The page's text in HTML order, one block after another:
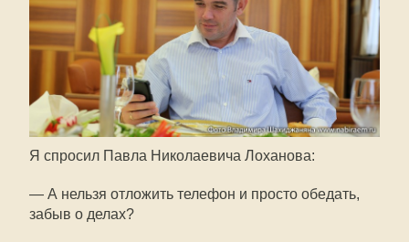
Я спросил Павла Николаевича Лоханова:
— А нельзя отложить телефон и просто обедать,
забыв о делах?